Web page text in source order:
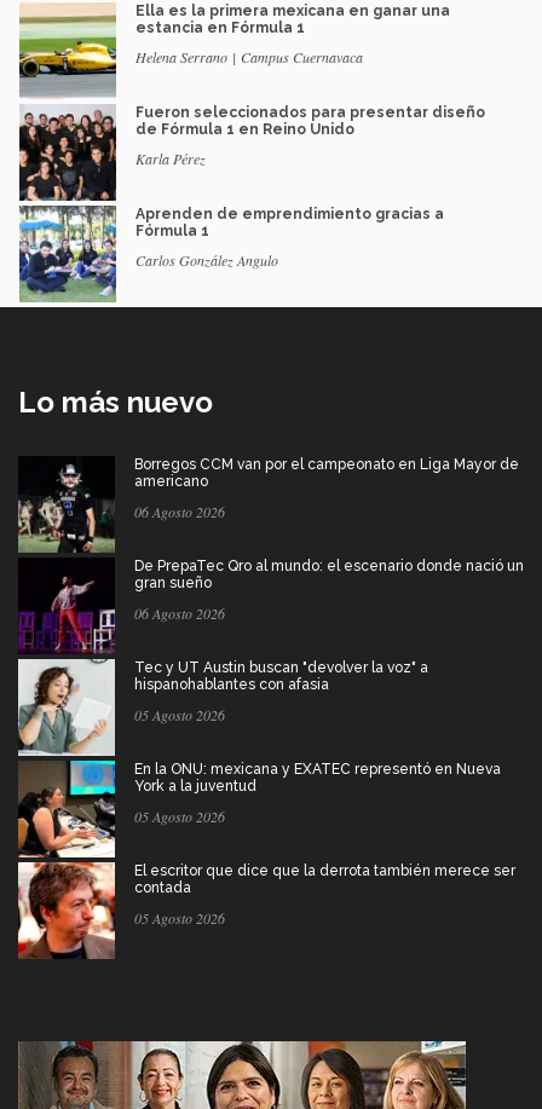
Ella es la primera mexicana en ganar una
estancia en Fórmula 1
Helena Serrano | Campus Cuernavaca
Fueron seleccionados para presentar diseño
de Fórmula 1 en Reino Unido
Karla Pérez
Aprenden de emprendimiento gracias a
Fórmula 1
Carlos González Angulo
Lo más nuevo
Borregos CCM van por el campeonato en Liga Mayor de
americano
06 Agosto 2026
De PrepaTec Qro al mundo: el escenario donde nació un
gran sueño
06 Agosto 2026
Tec y UT Austin buscan "devolver la voz" a
hispanohablantes con afasia
05 Agosto 2026
En la ONU: mexicana y EXATEC representó en Nueva
York a la juventud
05 Agosto 2026
El escritor que dice que la derrota también merece ser
contada
05 Agosto 2026